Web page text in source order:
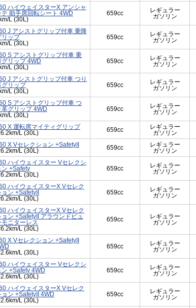
ハイウェイスターX アンシャ
テ 助手席回転シート 4WD
L (30L)
659cc
レギュラー
ガソリン
J アシストグリップ付車 乗降
リップ
L (30L)
659cc
レギュラー
ガソリン
S アシストグリップ付車 乗
グリップ 4WD
L (30L)
659cc
レギュラー
ガソリン
J アシストグリップ付車 つり
グリップ
L (30L)
659cc
レギュラー
ガソリン
S アシストグリップ付車 つ
革グリップ 4WD
L (30L)
659cc
レギュラー
ガソリン
X 運転席マイティグリップ
L (30L)
659cc
レギュラー
ガソリン
X Vセレクション +SafetyII
L (30L)
659cc
レギュラー
ガソリン
ハイウェイスター Vセレクシ
ン +Safety
L (30L)
659cc
レギュラー
ガソリン
ハイウェイスターX Vセレク
ョン +SafetyII
L (30L)
659cc
レギュラー
ガソリン
ハイウェイスターX Vセレク
ョン +SafetyII アラウンドビュ
モニターレス
L (30L)
659cc
レギュラー
ガソリン
X Vセレクション +SafetyII
L (30L)
659cc
レギュラー
ガソリン
ハイウェイスター Vセレクシ
ン +Safety 4WD
L (30L)
659cc
レギュラー
ガソリン
ハイウェイスターX Vセレク
ョン +SafetyII 4WD
L (30L)
659cc
レギュラー
ガソリン